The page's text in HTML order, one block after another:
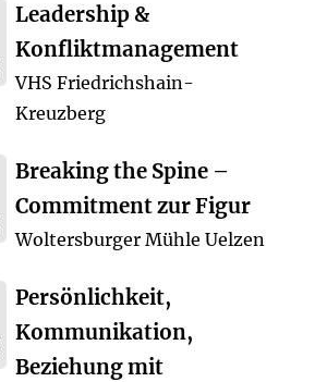
Leadership &
Konfliktmanagement
VHS Friedrichshain-
Kreuzberg
Breaking the Spine –
Commitment zur Figur
Woltersburger Mühle Uelzen
Persönlichkeit,
Kommunikation,
Beziehung mit